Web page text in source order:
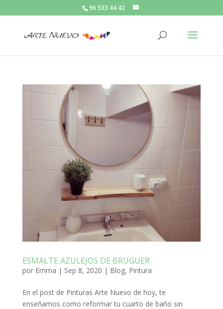
96 533 44 42
ESMALTE AZULEJOS DE BRUGUER
por Emma | Sep 8, 2020 | Blog, Pintura
En el post de Pinturas Arte Nuevo de hoy, te
enseñamos como reformar tu cuarto de baño sin